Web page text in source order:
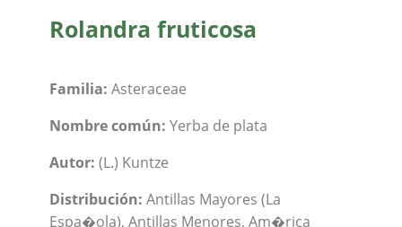
Rolandra fruticosa
Familia: Asteraceae
Nombre común: Yerba de plata
Autor: (L.) Kuntze
Distribución: Antillas Mayores (La
Espa�ola), Antillas Menores, Am�rica